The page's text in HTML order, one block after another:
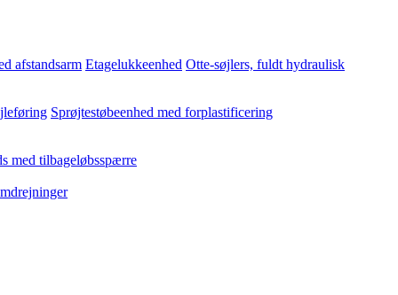
afstandsarm Etagelukkeenhed Otte-søjlers, fuldt hydraulisk
Sprøjtestøbeenhed med forplastificering
med tilbageløbsspærre